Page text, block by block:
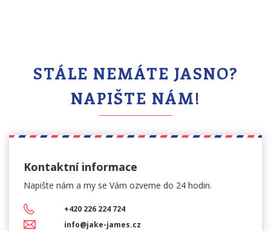
STÁLE NEMÁTE JASNO?
NAPIŠTE NÁM!
Kontaktní informace
Napište nám a my se Vám ozveme do 24 hodin.
+420 226 224 724
info@jake-james.cz